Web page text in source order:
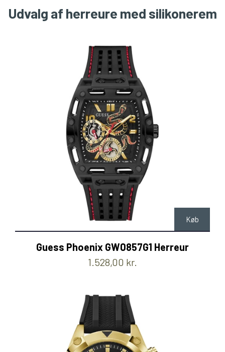
Udvalg af herreure med silikonerem
Køb
Guess Phoenix GW0857G1 Herreur
1.528,00 kr.